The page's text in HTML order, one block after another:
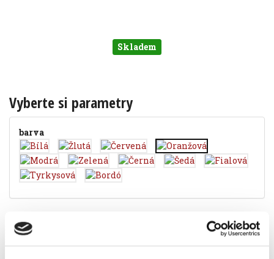
Skladem
Vyberte si parametry
barva
Popis